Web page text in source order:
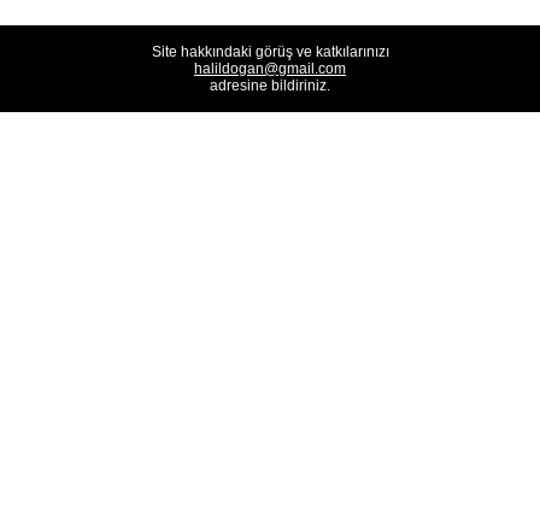
Site hakkındaki görüş ve katkılarınızı
halildogan@gmail.com
adresine bildiriniz.